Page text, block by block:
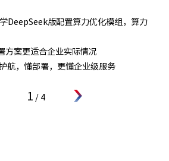
DeepSeek版配置算力优化模组，算力
方案更适合企业实际情况
航，懂部署，更懂企业级服务
1 / 4